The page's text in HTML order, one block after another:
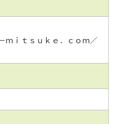
ｍｉｔｓｕｋｅ．ｃｏｍ／